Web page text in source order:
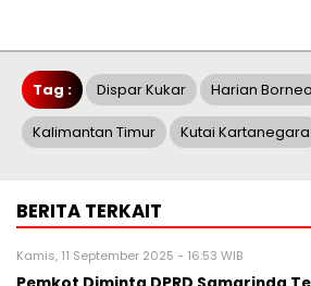
Tag : Dispar Kukar Harian Borneo
Kalimantan Timur Kutai Kartanegara
BERITA TERKAIT
Kamis, 11 September 2025 - 16:53 WIB